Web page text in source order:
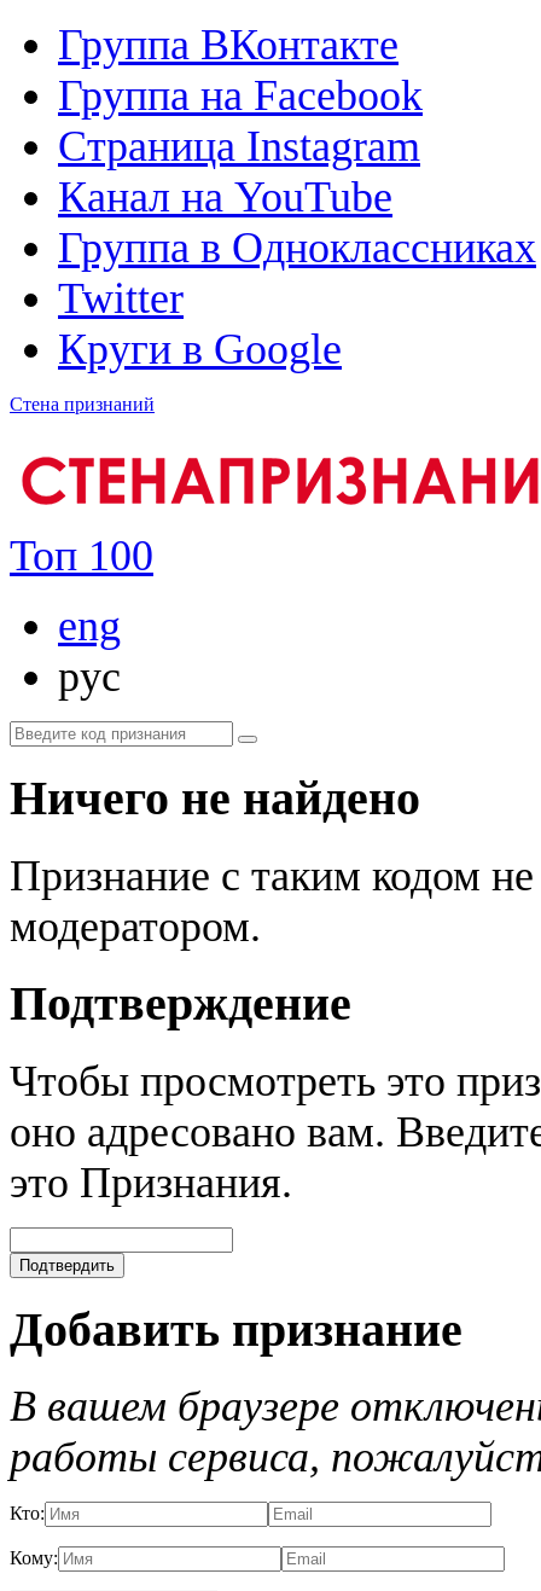
Группа ВКонтакте
Группа на Facebook
Страница Instagram
Канал на YouTube
Группа в Одноклассниках
Twitter
Круги в Google
Стена признаний
Топ 100
eng
рус
Ничего не найдено
Признание с таким кодом
модератором.
Подтверждение
Чтобы просмотреть это
оно адресовано вам.
это Признания.
Добавить признание
В вашем браузере
работы сервиса,
Кто:
Кому: